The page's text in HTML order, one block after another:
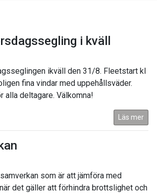
i kväll
ikväll den 31/8. Fleetstart kl
fina vindar med uppehållsväder.
alla deltagare. Välkomna!
Läs mer
som är att jämföra med
det gäller att förhindra brottslighet och